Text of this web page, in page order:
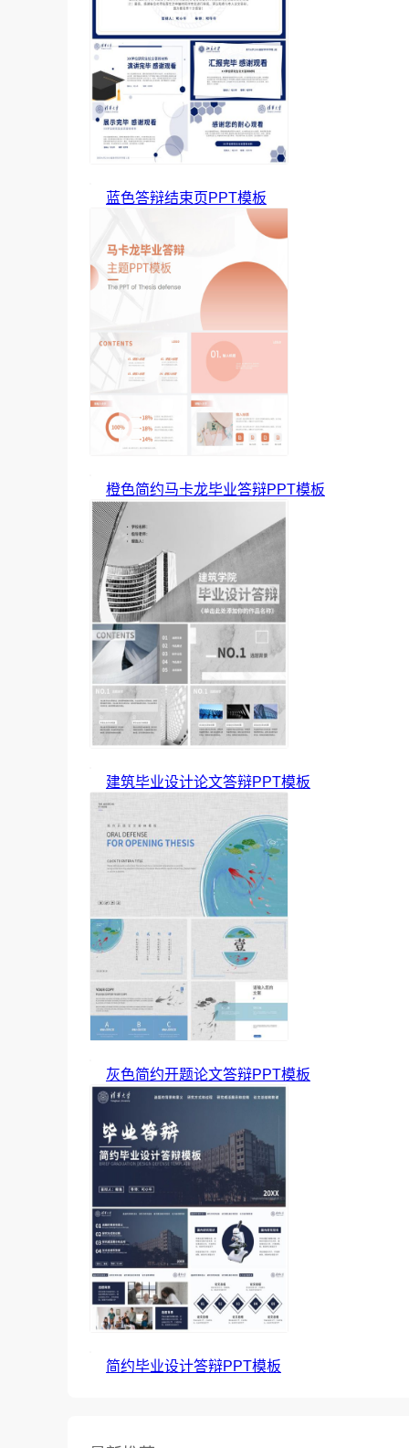
蓝色答辩结束页PPT模板
橙色简约马卡龙毕业答辩PPT模板
建筑毕业设计论文答辩PPT模板
灰色简约开题论文答辩PPT模板
简约毕业设计答辩PPT模板